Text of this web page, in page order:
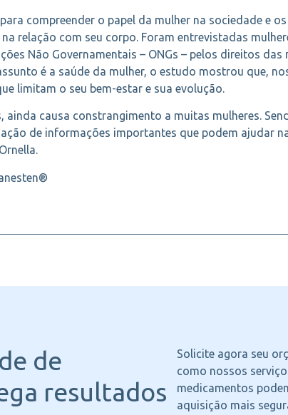
compreender o papel da mulher na sociedade e
relação com seu corpo. Foram entrevistadas
Não Governamentais – ONGs – pelos direitos das
é a saúde da mulher, o estudo mostrou que,
limitam o seu bem-estar e sua evolução.
ainda causa constrangimento a muitas mulheres.
de informações importantes que podem ajudar
de
resultados
Solicite agora seu
como nossos
medicamentos
aquisição mais